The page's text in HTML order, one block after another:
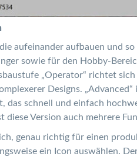
aufeinander aufbauen und
sowie für den Hobby-
„Operator“ richtet
Designs.
schnell und einfach
diese Version auch mehrere
genau richtig für einen
ein Icon auswählen.